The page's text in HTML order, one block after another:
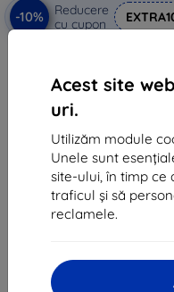
Acest site
uri.
Utilizăm module
Unele sunt
site-ului, în timp ce
traficul și să
reclamele.
-10%
Reducere
cu cupon
Band 8 Active
53 lei
48 lei
În stoc > 5 buc
din total